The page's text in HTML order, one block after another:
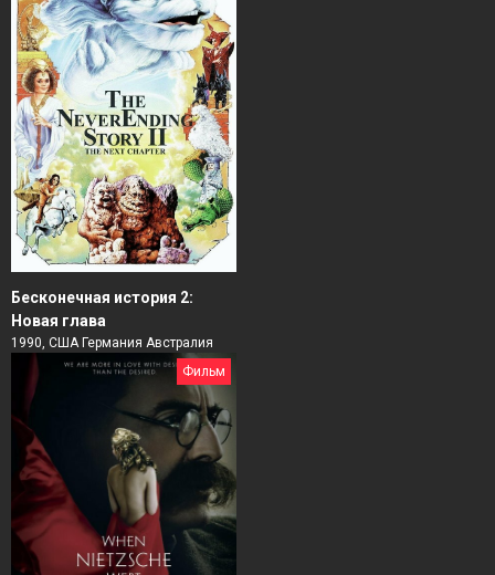
Бесконечная история 2:
Новая глава
1990, США Германия Австралия
Фильм